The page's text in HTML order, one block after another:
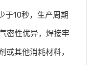
于10秒，生产周期
密性优异，焊接牢
或其他消耗材料，